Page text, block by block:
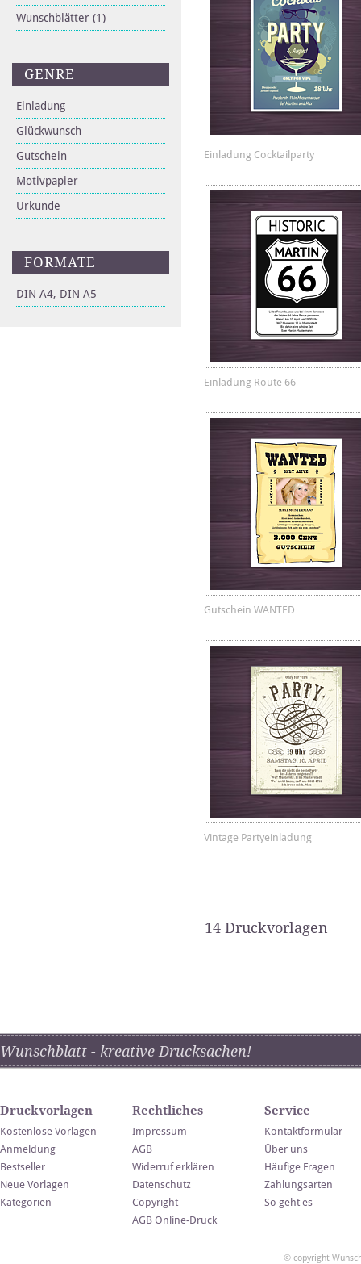
Wunschblätter (1)
GENRE
Einladung
Glückwunsch
Gutschein
Motivpapier
Urkunde
FORMATE
DIN A4, DIN A5
Einladung Cocktailparty
Einladung Route 66
Gutschein WANTED
Vintage Partyeinladung
14 Druckvorlagen
Wunschblatt - kreative Drucksachen!
Druckvorlagen
Kostenlose Vorlagen
Anmeldung
Bestseller
Neue Vorlagen
Kategorien
Rechtliches
Impressum
AGB
Widerruf erklären
Datenschutz
Copyright
AGB Online-Druck
Service
Kontaktformular
Über uns
Häufige Fragen
Zahlungsarten
So geht es
© copyright